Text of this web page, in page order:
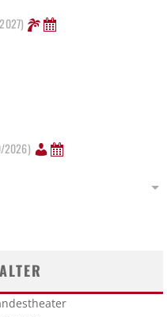
2026)